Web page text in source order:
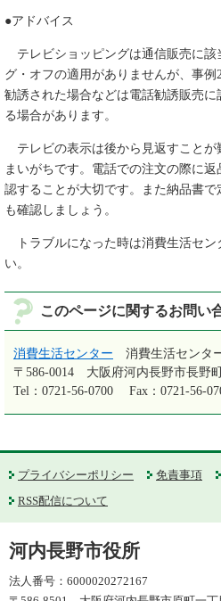
●アドバイス
テレビショッピングは通信販売に該
グ・オフの適用がありませんが、事
勧誘された場合などは電話勧誘販売
る場合があります。
テレビの表示は後から見返すことが
まいがちです。電話での注文の際に
認することが大切です。また納品書
も確認しましょう。
トラブルになった時は消費生活セン
このページに関するお問い
消費生活センター
消費生活センタ
〒586-0014
大阪府河内長野市長野
Tel：0721-56-0700
Fax：0721-56-
プライバシーポリシー 免責事項
RSS配信について
河内長野市役所
法人番号：6000020272167